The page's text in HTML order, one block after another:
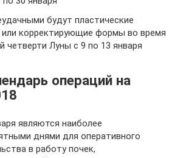
будут пластические
или корректирующие формы во время
четверти Луны с 9 по 13 января
операций на
являются наиболее
днями для оперативного
в работу почек,